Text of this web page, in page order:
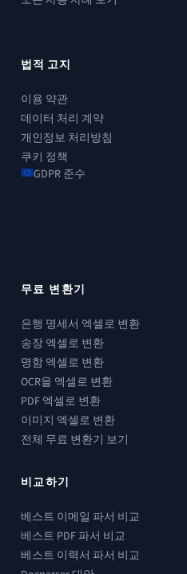
법적 고지
이용 약관
데이터 처리 계약
개인정보 처리방침
쿠키 정책
GDPR 준수
무료 변환기
은행 명세서 엑셀로 변환
송장 엑셀로 변환
명함 엑셀로 변환
OCR을 엑셀로 변환
PDF 엑셀로 변환
이미지 엑셀로 변환
전체 무료 변환기 보기
비교하기
베스트 이메일 파서 비교
베스트 PDF 파서 비교
베스트 이력서 파서 비교